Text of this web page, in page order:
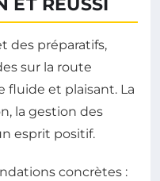
ET RÉUSSI
des préparatifs,
sur la route
fluide et plaisant. La
la gestion des
esprit positif.
concrètes :